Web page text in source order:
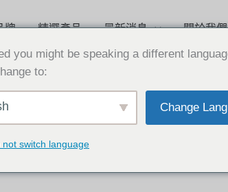
牌 精選產品 最新消息 關於我們
you might be speaking a different
to:
Change
switch language